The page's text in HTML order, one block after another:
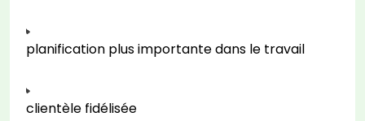
planification plus importante dans le travail
clientèle fidélisée